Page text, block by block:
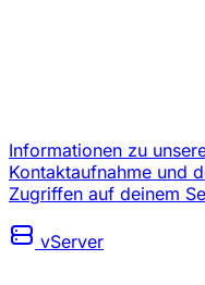
Informationen zu
Kontaktaufnahme und
Zugriffen auf deinem
vServer